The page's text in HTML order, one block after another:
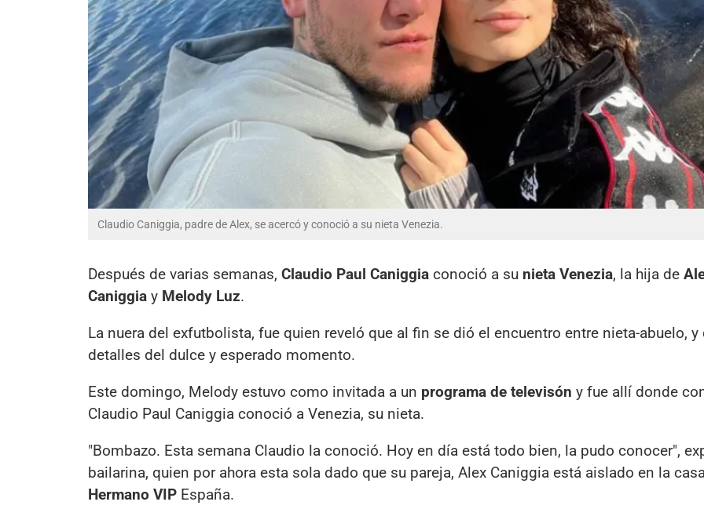
Claudio Caniggia, padre de Alex, se acercó y conoció a su nieta Venezia.
Después de varias semanas, Claudio Paul Caniggia conoció a su nieta Venezia, la hija de
Caniggia y Melody Luz.
La nuera del exfutbolista, fue quien reveló que al fin se dió el encuentro entre nieta-abuelo, y
detalles del dulce y esperado momento.
Este domingo, Melody estuvo como invitada a un programa de televisón y fue allí donde
Claudio Paul Caniggia conoció a Venezia, su nieta.
"Bombazo. Esta semana Claudio la conoció. Hoy en día está todo bien, la pudo conocer",
bailarina, quien por ahora esta sola dado que su pareja, Alex Caniggia está aislado en la
Hermano VIP España.